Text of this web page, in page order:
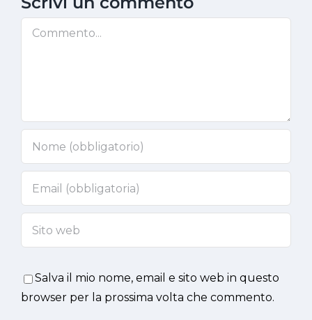
Commento
Salva il mio nome, email e sito web in questo
browser per la prossima volta che commento.